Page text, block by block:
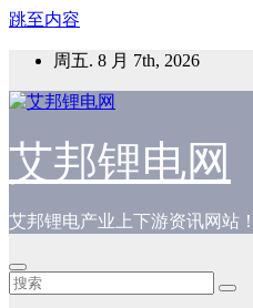
跳至内容
周五. 8 月 7th, 2026
艾邦锂电网
艾邦锂电产业上下游资讯网站！